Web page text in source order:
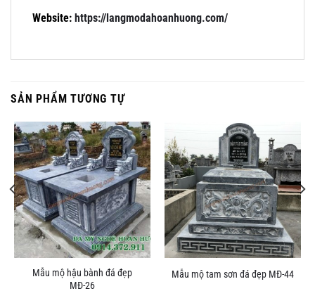
Website: https://langmodahoanhuong.com/
SẢN PHẨM TƯƠNG TỰ
Mẫu mộ hậu bành đá đẹp
MĐ-26
Mẫu mộ tam sơn đá đẹp MĐ-44